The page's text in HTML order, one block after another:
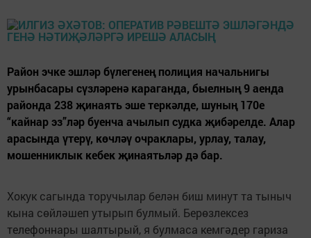
Район эчке эшләр бүлегенең полиция начальнигы
урынбасары сүзләренә караганда, быелның 9 аенда
районда 238 җинаять эше теркәлде, шуның 170е
“кайнар эз”ләр буенча ачылып судка җибәрелде. Алар
арасында үтерү, көчләү очраклары, урлау, талау,
мошенниклык кебек җинаятьләр дә бар.
Хокук сагында торучылар белән биш минут та тыныч
кына сөйләшеп утырып булмый. Берөзлексез
телефоннары шалтырый, я булмаса кемгәдер гариза